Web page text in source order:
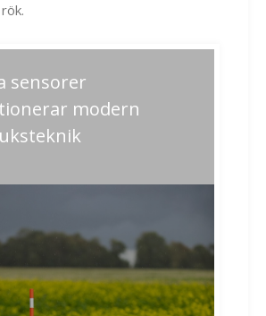
sensorer
modern